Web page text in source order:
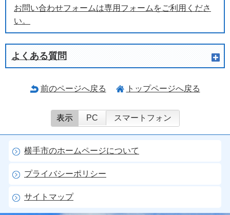
お問い合わせフォームは専用フォームをご利用くださ
い。
よくある質問
前のページへ戻る トップページへ戻る
表示 PC スマートフォン
横手市のホームページについて
プライバシーポリシー
サイトマップ